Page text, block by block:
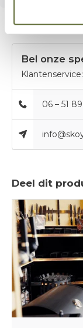
Bel onze
Klantenservice:
06 – 51
Deel dit